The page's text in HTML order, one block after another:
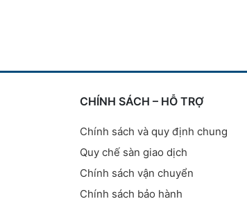
CHÍNH SÁCH – HỖ TRỢ
Chính sách và quy định chung
Quy chế sàn giao dịch
Chính sách vận chuyển
Chính sách bảo hành